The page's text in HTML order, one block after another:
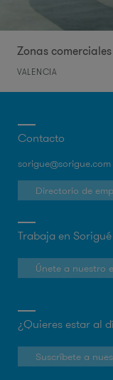
Zonas
VALENCIA
Contacto
sorigue@sorigue.com
Directorio de
Trabaja en Sorigué
Únete a nuestro
¿Quieres estar al
Suscríbete a